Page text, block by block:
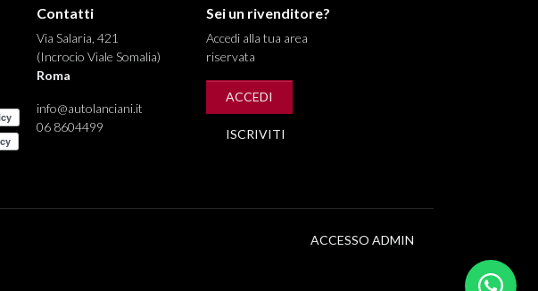
Contatti
Via Salaria, 421
(Incrocio Viale Somalia)
Roma
info@autolanciani.it
06 8604499
Sei un rivenditore?
Accedi alla tua area
riservata
ACCEDI
ISCRIVITI
ACCESSO ADMIN